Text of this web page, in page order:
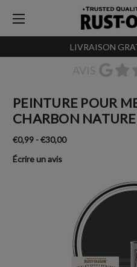
LIVRAISON
PEINTURE POUR
CHARBON
€0,99 - €30,00
Écrire un avis